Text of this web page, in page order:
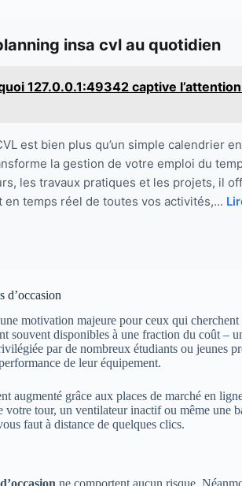
insa cvl au quotidien
127.0.0.1:49342 captive
est bien plus qu’un simple calendrier
la gestion de votre emploi du
les travaux pratiques et les projets, il
temps réel de toutes vos activités,...
d’occasion
motivation majeure pour ceux qui cherchent
souvent disponibles à une fraction du coût –
par de nombreux étudiants ou jeunes
de leur équipement.
augmenté grâce aux places de marché en
tour, un ventilateur inactif ou même une
faut à distance de quelques clics.